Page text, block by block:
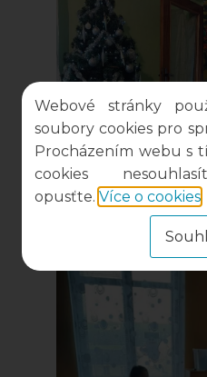
Webové stránky
soubory cookies pro
Procházením webu s
cookies
opusťte. Více o cookies